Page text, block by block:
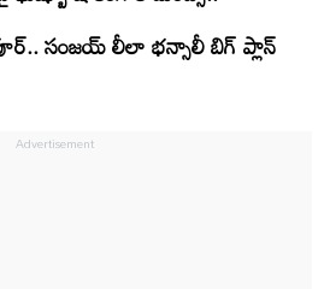
సంజయ్ లీలా భన్సాలీ బిగ్ ప్లాన్